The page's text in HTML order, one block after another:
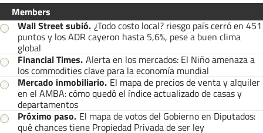
Members
Wall Street subió. ¿Todo costo local? riesgo país cerró en 451
puntos y los ADR cayeron hasta 5,6%, pese a buen clima
global
Financial Times. Alerta en los mercados: El Niño amenaza a
los commodities clave para la economía mundial
Mercado inmobiliario. El mapa de precios de venta y alquiler
en el AMBA: cómo quedó el índice actualizado de casas y
departamentos
Próximo paso. El mapa de votos del Gobierno en Diputados:
qué chances tiene Propiedad Privada de ser ley